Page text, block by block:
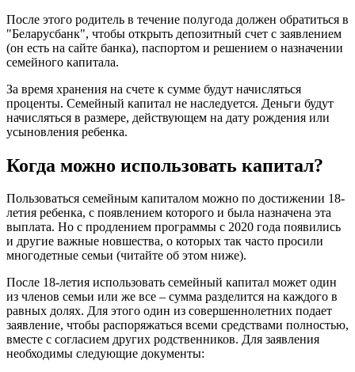
После этого родитель в течение полугода должен обратиться в
"Беларусбанк", чтобы открыть депозитный счет с заявлением
(он есть на сайте банка), паспортом и решением о назначении
семейного капитала.
За время хранения на счете к сумме будут начисляться
проценты. Семейный капитал не наследуется. Деньги будут
начисляться в размере, действующем на дату рождения или
усыновления ребенка.
Когда можно использовать капитал?
Пользоваться семейным капиталом можно по достижении 18-
летия ребенка, с появлением которого и была назначена эта
выплата. Но с продлением программы с 2020 года появились
и другие важные новшества, о которых так часто просили
многодетные семьи (читайте об этом ниже).
После 18-летия использовать семейный капитал может один
из членов семьи или же все – сумма разделится на каждого в
равных долях. Для этого один из совершеннолетних подает
заявление, чтобы распоряжаться всеми средствами полностью,
вместе с согласием других родственников. Для заявления
необходимы следующие документы: